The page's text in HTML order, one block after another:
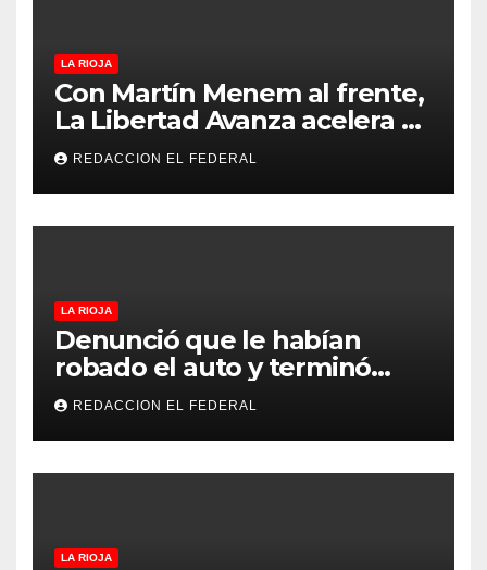
LA RIOJA
Con Martín Menem al frente,
La Libertad Avanza acelera su
despliegue en La Rioja y
desembarcó en Aimogasta
REDACCION EL FEDERAL
LA RIOJA
Denunció que le habían
robado el auto y terminó
confesando que su hermano
lo empeñó por drogas
REDACCION EL FEDERAL
LA RIOJA